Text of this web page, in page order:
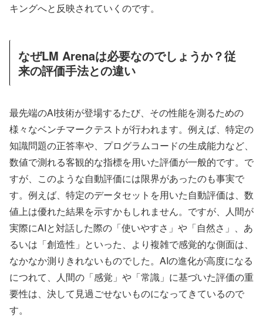
キングへと反映されていくのです。
なぜLM Arenaは必要なのでしょうか？従
来の評価手法との違い
最先端のAI技術が登場するたび、その性能を測るための
様々なベンチマークテストが行われます。例えば、特定の
知識問題の正答率や、プログラムコードの生成能力など、
数値で測れる客観的な指標を用いた評価が一般的です。で
すが、このような自動評価には限界があったのも事実で
す。例えば、特定のデータセットを用いた自動評価は、数
値上は優れた結果を示すかもしれません。ですが、人間が
実際にAIと対話した際の「使いやすさ」や「自然さ」、あ
るいは「創造性」といった、より複雑で感覚的な側面は、
なかなか測りきれないものでした。AIの進化が高度になる
につれて、人間の「感覚」や「常識」に基づいた評価の重
要性は、決して見過ごせないものになってきているので
す。